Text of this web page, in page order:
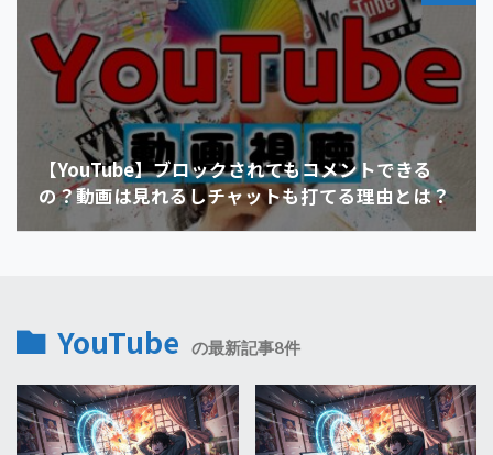
【YouTube】ブロックされてもコメントできる
の？動画は見れるしチャットも打てる理由とは？
YouTube の最新記事8件